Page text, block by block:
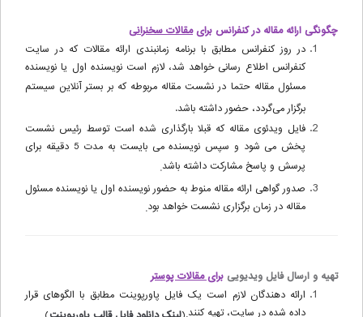
چگونگی ارائه مقاله در کنفرانس برایمقالات سخنرانی
در روز کنفرانس مطابق با برنامه زمان­بندی ارائه مقالات که در سایت
کنفرانس اطلاع رسانی خواهد شد، لازم است نویسنده اول یا نویسنده
مسئول مقاله حتما در نشست مقاله مربوطه که بر بستر آنلاین سیستم
برگزار میگردد، حضور داشته باشد.
فایل ویدئوی مقاله که قبلا بارگذاری شده است توسط رئیس نشست
پخش می شود و سپس نویسنده می بایست به مدت 5 دقیقه برای
پرسش و پاسخ مشارکت داشته باشد.
صدور گواهی ارائه مقاله منوط به حضور نویسنده اول یا نویسنده مسئول
مقاله در زمان برگزاری نشست خواهد بود.
تهیه و ارسال فایل ویدیویی برای مقالات پوستر
ارائه دهندگان لازم است یک فایل پاورپوینت مطابق با الگوهای قرار